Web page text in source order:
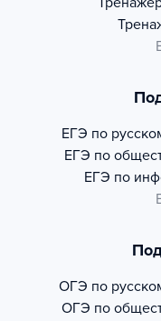
ЕГЭ по
ЕГЭ по
ЕГЭ по
ОГЭ по
ОГЭ по